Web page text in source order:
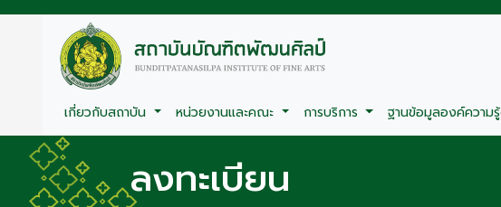
เกี่ยวกับสถาบัน หน่วยงานและคณะ การบริการ ฐานข้อมูลองค์ควา
ลงทะเบียน